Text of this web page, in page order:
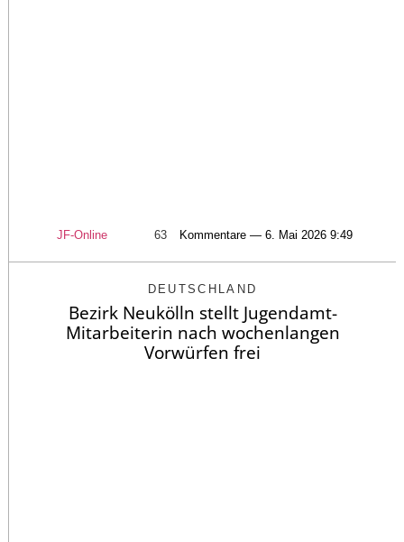
JF-Online 63 Kommentare — 6. Mai 2026 9:49
DEUTSCHLAND
Bezirk Neukölln stellt Jugendamt-
Mitarbeiterin nach wochenlangen
Vorwürfen frei